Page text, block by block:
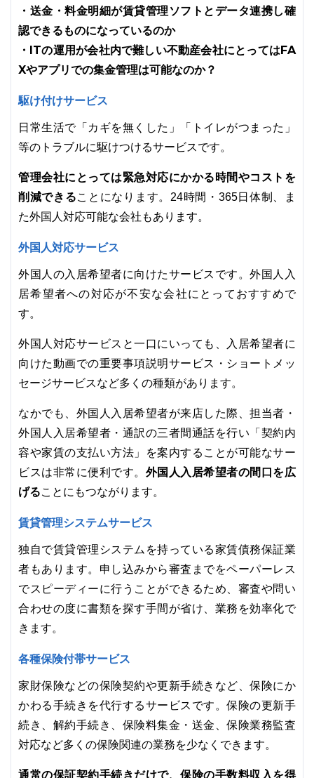
・送金・料金明細が賃貸管理ソフトとデータ連携し確
認できるものになっているのか
・ITの運用が会社内で難しい不動産会社にとってはFA
Xやアプリでの集金管理は可能なのか？
駆け付けサービス
日常生活で「カギを無くした」「トイレがつまった」
等のトラブルに駆けつけるサービスです。
管理会社にとっては緊急対応にかかる時間やコストを
削減できることになります。24時間・365日体制、ま
た外国人対応可能な会社もあります。
外国人対応サービス
外国人の入居希望者に向けたサービスです。外国人入
居希望者への対応が不安な会社にとっておすすめで
す。
外国人対応サービスと一口にいっても、入居希望者に
向けた動画での重要事項説明サービス・ショートメッ
セージサービスなど多くの種類があります。
なかでも、外国人入居希望者が来店した際、担当者・
外国人入居希望者・通訳の三者間通話を行い「契約内
容や家賃の支払い方法」を案内することが可能なサー
ビスは非常に便利です。 外国人入居希望者の間口を広
げることにもつながります。
賃貸管理システムサービス
独自で賃貸管理システムを持っている家賃債務保証業
者もあります。申し込みから審査までをペーパーレス
でスピーディーに行うことができるため、審査や問い
合わせの度に書類を探す手間が省け、業務を効率化で
きます。
各種保険付帯サービス
家財保険などの保険契約や更新手続きなど、保険にか
かわる手続きを代行するサービスです。保険の更新手
続き、解約手続き、保険料集金・送金、保険業務監査
対応など多くの保険関連の業務を少なくできます。
通常の保証契約手続きだけで、保険の手数料収入を得